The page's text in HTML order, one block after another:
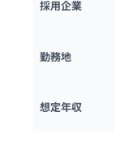
採用企業
勤務地
想定年収